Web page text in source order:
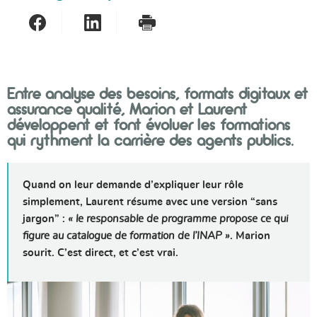
Partager sur Facebook- nouvelle fenêtre
Partager sur LinkedIn
Entre analyse des besoins, formats digitaux et
assurance qualité, Marion et Laurent
développent et font évoluer les formations
qui rythment la carrière des agents publics.
Quand on leur demande d’expliquer leur rôle
simplement, Laurent résume avec une version “sans
jargon” : « le responsable de programme propose ce qui
figure au catalogue de formation de l’INAP ». Marion
sourit. C’est direct, et c’est vrai.